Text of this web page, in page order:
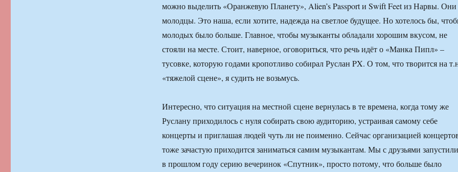
можно выделить «Оранжевую Планету», Alien’s Passport и Swift Feet из Нарвы. Они
молодцы. Это наша, если хотите, надежда на светлое будущее. Но хотелось бы,
молодых было больше. Главное, чтобы музыканты обладали хорошим вкусом, не
стояли на месте. Стоит, наверное, оговориться, что речь идёт о «Манка Пипл» –
тусовке, которую годами кропотливо собирал Руслан PX. О том, что творится на
«тяжелой сцене», я судить не возьмусь.
Интересно, что ситуация на местной сцене вернулась в те времена, когда тому же
Руслану приходилось с нуля собирать свою аудиторию, устраивая самому себе
концерты и приглашая людей чуть ли не поименно. Сейчас организацией
тоже зачастую приходится заниматься самим музыкантам. Мы с друзьями запустили
в прошлом году серию вечеринок «Спутник», просто потому, что больше было